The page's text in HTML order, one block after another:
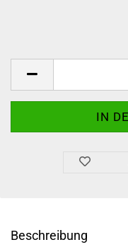
Beschreibung